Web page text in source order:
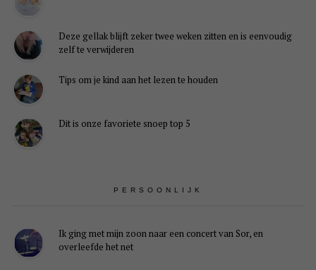
Deze gellak blijft zeker twee weken zitten en is eenvoudig
zelf te verwijderen
Tips om je kind aan het lezen te houden
Dit is onze favoriete snoep top 5
PERSOONLIJK
Ik ging met mijn zoon naar een concert van Sor, en
overleefde het net